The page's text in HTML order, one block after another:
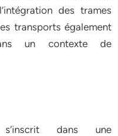
des trames
transports également
un contexte de
s’inscrit dans une